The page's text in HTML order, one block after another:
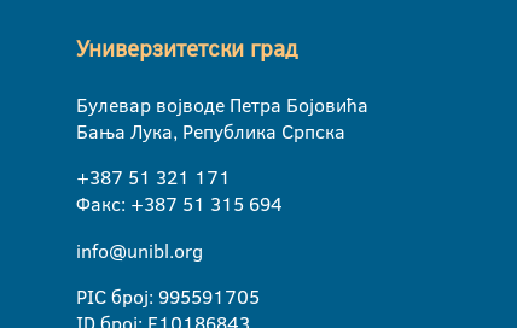
Универзитетски град
Булевар војводе Петра Бојовића
Бања Лука, Република Српска
+387 51 321 171
Факс: +387 51 315 694
info@unibl.org
PIC број: 995591705